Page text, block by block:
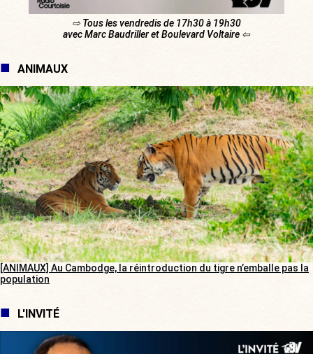
⇨ Tous les vendredis de 17h30 à 19h30
avec Marc Baudriller et Boulevard Voltaire ⇦
ANIMAUX
[ANIMAUX] Au Cambodge, la réintroduction du tigre n’emballe pas la
population
L'INVITÉ